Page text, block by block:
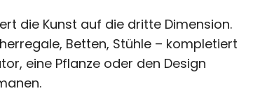
die Kunst auf die dritte Dimension.
Betten, Stühle – kompletiert
eine Pflanze oder den Design